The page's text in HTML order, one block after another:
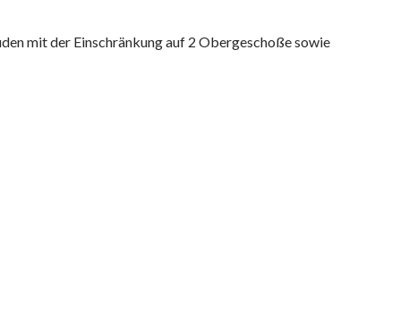
mit der Einschränkung auf 2 Obergeschoße sowie